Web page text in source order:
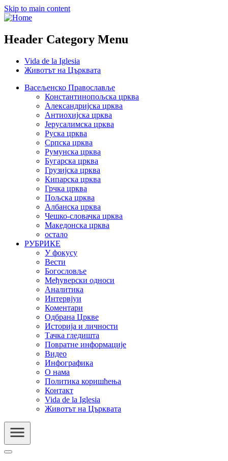
Skip to main content
Header Category Menu
Vida de la Iglesia
Животът на Църквата
Васељенско Православље
Константинопољска црква
Александријска црква
Антиохијска црква
Јерусалимска црква
Руска црква
Српска црква
Румунска црква
Бугарска црква
Грузијска црква
Кипарска црква
Грчка црква
Пољска црква
Албанска црква
Чешко-словачка црква
Македонска црква
остало
РУБРИКЕ
У фокусу
Вести
Богословље
Међуверски односи
Аналитика
Интервјуи
Коментари
Одбрана Цркве
Историја и личности
Тачка гледишта
Повратне информације
Видео
Инфографика
О нама
Политика коришћења
Контакт
Vida de la Iglesia
Животът на Църквата